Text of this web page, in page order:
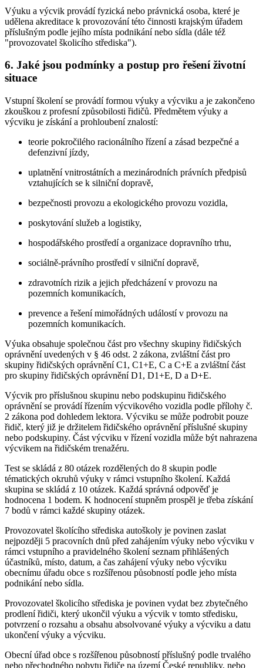
Výuku a výcvik provádí fyzická nebo právnická osoba, které je
udělena akreditace k provozování této činnosti krajským úřadem
příslušným podle jejího místa podnikání nebo sídla (dále též
"provozovatel školicího střediska").
6. Jaké jsou podmínky a postup pro řešení životní
situace
Vstupní školení se provádí formou výuky a výcviku a je zakončeno
zkouškou z profesní způsobilosti řidičů. Předmětem výuky a
výcviku je získání a prohloubení znalostí:
teorie pokročilého racionálního řízení a zásad bezpečné a
defenzivní jízdy,
uplatnění vnitrostátních a mezinárodních právních předpisů
vztahujících se k silniční dopravě,
bezpečnosti provozu a ekologického provozu vozidla,
poskytování služeb a logistiky,
hospodářského prostředí a organizace dopravního trhu,
sociálně-právního prostředí v silniční dopravě,
zdravotních rizik a jejich předcházení v provozu na
pozemních komunikacích,
prevence a řešení mimořádných událostí v provozu na
pozemních komunikacích.
Výuka obsahuje společnou část pro všechny skupiny řidičských
oprávnění uvedených v § 46 odst. 2 zákona, zvláštní část pro
skupiny řidičských oprávnění C1, C1+E, C a C+E a zvláštní část
pro skupiny řidičských oprávnění D1, D1+E, D a D+E.
Výcvik pro příslušnou skupinu nebo podskupinu řidičského
oprávnění se provádí řízením výcvikového vozidla podle přílohy č.
2 zákona pod dohledem lektora. Výcviku se může podrobit pouze
řidič, který již je držitelem řidičského oprávnění příslušné skupiny
nebo podskupiny. Část výcviku v řízení vozidla může být nahrazena
výcvikem na řidičském trenažéru.
Test se skládá z 80 otázek rozdělených do 8 skupin podle
tématických okruhů výuky v rámci vstupního školení. Každá
skupina se skládá z 10 otázek. Každá správná odpověď je
hodnocena 1 bodem. K hodnocení stupněm prospěl je třeba získání
7 bodů v rámci každé skupiny otázek.
Provozovatel školícího střediska autoškoly je povinen zaslat
nejpozději 5 pracovních dnů před zahájením výuky nebo výcviku v
rámci vstupního a pravidelného školení seznam přihlášených
účastníků, místo, datum, a čas zahájení výuky nebo výcviku
obecnímu úřadu obce s rozšířenou působností podle jeho místa
podnikání nebo sídla.
Provozovatel školicího střediska je povinen vydat bez zbytečného
prodlení řidiči, který ukončil výuku a výcvik v tomto středisku,
potvrzení o rozsahu a obsahu absolvované výuky a výcviku a datu
ukončení výuky a výcviku.
Obecní úřad obce s rozšířenou působností příslušný podle trvalého
nebo přechodného pobytu řidiče na území České republiky, nebo